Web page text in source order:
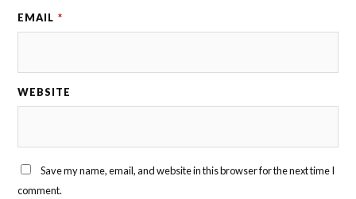
EMAIL *
WEBSITE
Save my name, email, and website in this browser for the next time I
comment.